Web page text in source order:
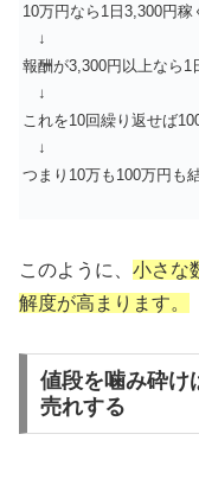
10万円なら1日3,300円稼
↓
報酬が3,300円以上なら1
↓
これを10回繰り返せば
↓
つまり10万も100万円も
このように、 小さな
解度が高まります。
値段を噛み砕け
売れする